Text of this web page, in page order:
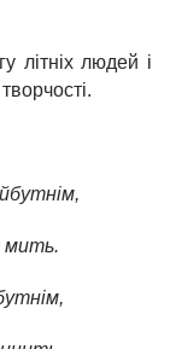
літніх людей і
мить.